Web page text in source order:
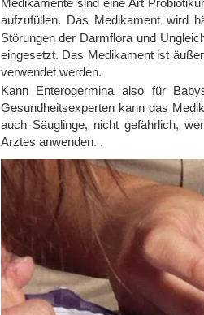
Medikamente sind eine Art
aufzufüllen. Das Medikament wird
Störungen der Darmflora und
eingesetzt. Das Medikament ist
verwendet werden.
Kann Enterogermina also für
Gesundheitsexperten kann das
auch Säuglinge, nicht gefährlich,
Arztes anwenden. .